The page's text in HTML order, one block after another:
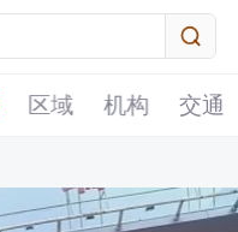
区域 机构 交通